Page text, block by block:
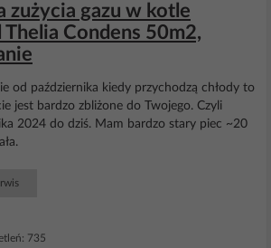
zużycia gazu w kotle
Thelia Condens 50m2,
od października kiedy przychodzą chłody to
jest bardzo zbliżone do Twojego. Czyli
2024 do dziś. Mam bardzo stary piec ~20
735